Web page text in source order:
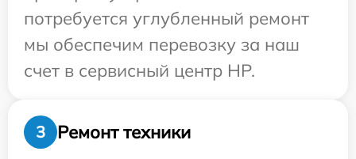
потребуется углубленный ремонт
мы обеспечим перевозку за наш
счет в сервисный центр HP.
3
Ремонт техники